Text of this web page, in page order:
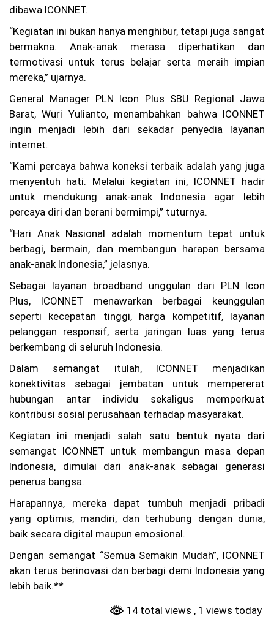
al
D
or
Tr
ad
isi
Ag
n
un
k
Ed
as
i
as
io
na
lis
m
Ge
n
ph
a
dibawa ICONNET.
“Kegiatan ini bukan hanya menghibur, tetapi juga sangat
bermakna. Anak-anak merasa diperhatikan dan
termotivasi untuk terus belajar serta meraih impian
mereka,” ujarnya.
General Manager PLN Icon Plus SBU Regional Jawa
Barat, Wuri Yulianto, menambahkan bahwa ICONNET
ingin menjadi lebih dari sekadar penyedia layanan
internet.
“Kami percaya bahwa koneksi terbaik adalah yang juga
menyentuh hati. Melalui kegiatan ini, ICONNET hadir
untuk mendukung anak-anak Indonesia agar lebih
percaya diri dan berani bermimpi,” tuturnya.
“Hari Anak Nasional adalah momentum tepat untuk
berbagi, bermain, dan membangun harapan bersama
anak-anak Indonesia,” jelasnya.
Sebagai layanan broadband unggulan dari PLN Icon
Plus, ICONNET menawarkan berbagai keunggulan
seperti kecepatan tinggi, harga kompetitif, layanan
pelanggan responsif, serta jaringan luas yang terus
berkembang di seluruh Indonesia.
Dalam semangat itulah, ICONNET menjadikan
konektivitas sebagai jembatan untuk mempererat
hubungan antar individu sekaligus memperkuat
kontribusi sosial perusahaan terhadap masyarakat.
Kegiatan ini menjadi salah satu bentuk nyata dari
semangat ICONNET untuk membangun masa depan
Indonesia, dimulai dari anak-anak sebagai generasi
penerus bangsa.
Harapannya, mereka dapat tumbuh menjadi pribadi
yang optimis, mandiri, dan terhubung dengan dunia,
baik secara digital maupun emosional.
Dengan semangat “Semua Semakin Mudah”, ICONNET
akan terus berinovasi dan berbagi demi Indonesia yang
lebih baik.**
14 total views , 1 views today